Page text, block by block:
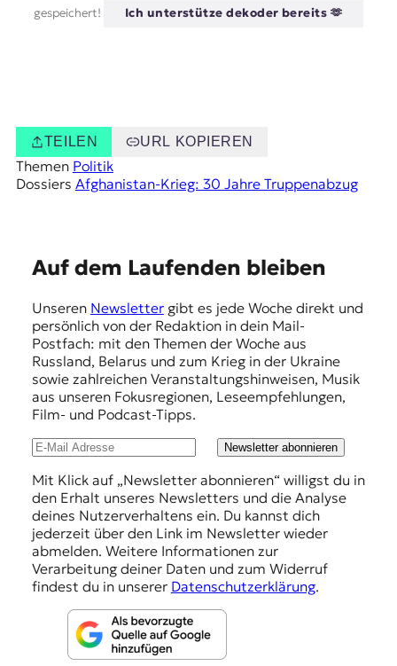
gespeichert!
Ich unterstütze dekoder bereits 🫶
TEILEN URL KOPIEREN
Themen Politik
Dossiers Afghanistan-Krieg: 30 Jahre Truppenabzug
Auf dem Laufenden bleiben
Unseren Newslettergibt es jede Woche direkt und
persönlich von der Redaktion in dein Mail-
Postfach: mit den Themen der Woche aus
Russland, Belarus und zum Krieg in der Ukraine
sowie zahlreichen Veranstaltungshinweisen, Musik
aus unseren Fokusregionen, Leseempfehlungen,
Film- und Podcast-Tipps.
Newsletter abonnieren
Mit Klick auf „Newsletter abonnieren“ willigst du in
den Erhalt unseres Newsletters und die Analyse
deines Nutzerverhaltens ein. Du kannst dich
jederzeit über den Link im Newsletter wieder
abmelden. Weitere Informationen zur
Verarbeitung deiner Daten und zum Widerruf
findest du in unserer Datenschutzerklärung.